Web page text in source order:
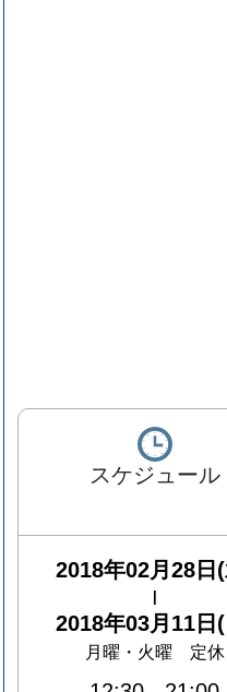
スケジュール
2018年02月28日
2018年03月11日
月曜・火曜 定休